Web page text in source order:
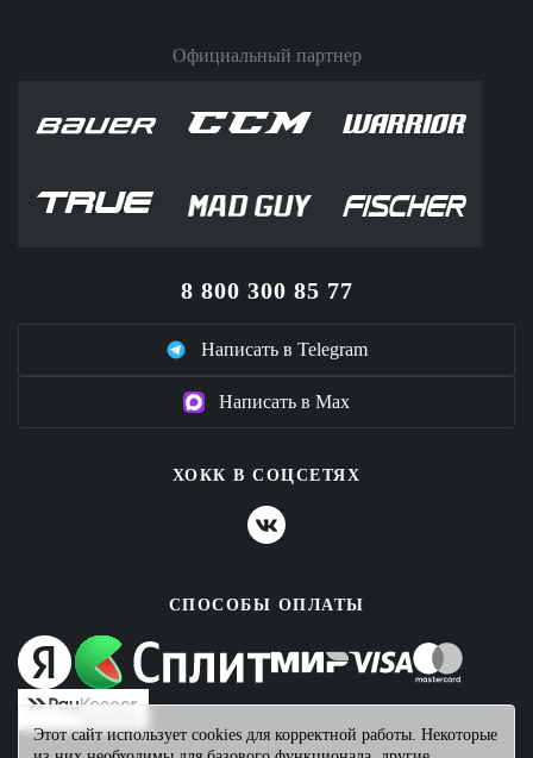
Официальный партнер
8 800 300 85 77
Написать в Telegram
Написать в Max
ХОКК В СОЦСЕТЯХ
СПОСОБЫ ОПЛАТЫ
Этот сайт использует cookies для корректной работы. Некоторые